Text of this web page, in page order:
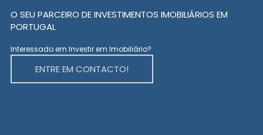
O SEU PARCEIRO DE INVESTIMENTOS IMOBILIÁRIOS EM
PORTUGAL
Interessado em Investir em Imobiliário?
ENTRE EM CONTACTO!